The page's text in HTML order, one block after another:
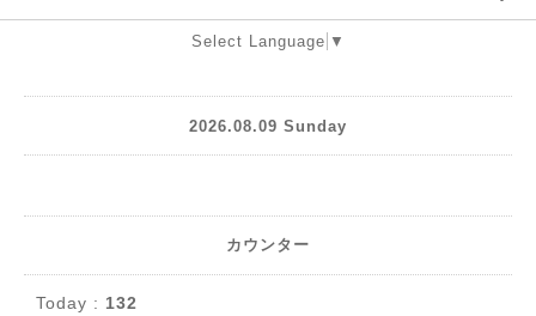
Select Language ▼
2026.08.09 Sunday
カウンター
Today : 132